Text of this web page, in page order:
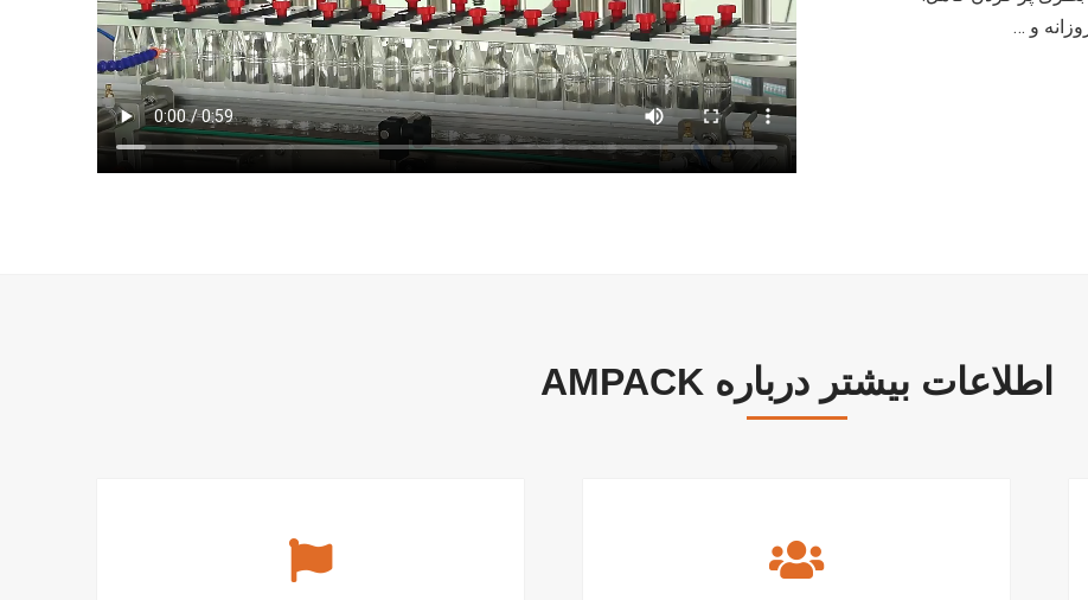
و …
اطلاعات بیشتر درباره AMPACK